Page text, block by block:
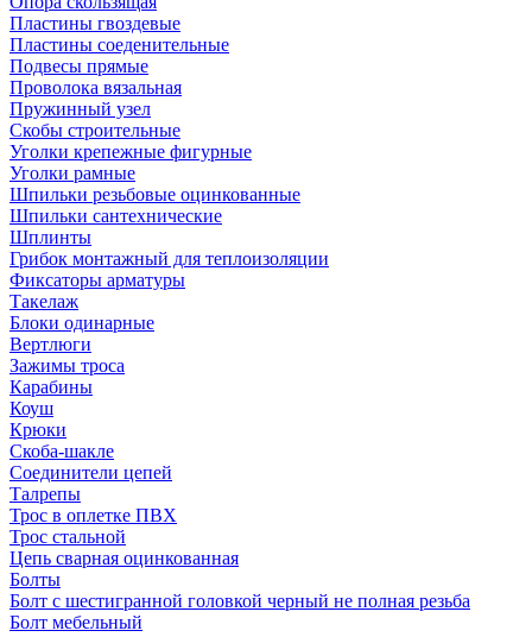
Пластины гвоздевые
Пластины соеденительные
Подвесы прямые
Проволока вязальная
Пружинный узел
Скобы строительные
Уголки крепежные фигурные
Уголки рамные
Шпильки резьбовые оцинкованные
Шпильки сантехнические
Шплинты
Грибок монтажный для теплоизоляции
Фиксаторы арматуры
Такелаж
Блоки одинарные
Вертлюги
Зажимы троса
Карабины
Коуш
Крюки
Скоба-шакле
Соединители цепей
Талрепы
Трос в оплетке ПВХ
Трос стальной
Цепь сварная оцинкованная
Болты
Болт с шестигранной головкой черный не полная резьба
Болт мебельный